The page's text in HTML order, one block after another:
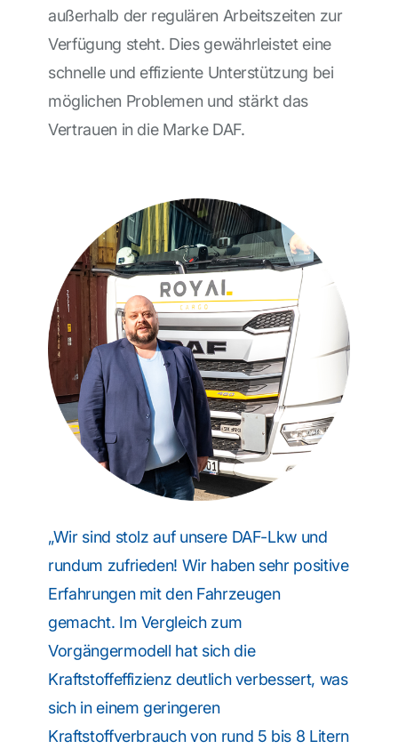
außerhalb der regulären Arbeitszeiten zur
Verfügung steht. Dies gewährleistet eine
schnelle und effiziente Unterstützung bei
möglichen Problemen und stärkt das
Vertrauen in die Marke DAF.
„Wir sind stolz auf unsere DAF-Lkw und
rundum zufrieden! Wir haben sehr positive
Erfahrungen mit den Fahrzeugen
gemacht. Im Vergleich zum
Vorgängermodell hat sich die
Kraftstoffeffizienz deutlich verbessert, was
sich in einem geringeren
Kraftstoffverbrauch von rund 5 bis 8 Litern